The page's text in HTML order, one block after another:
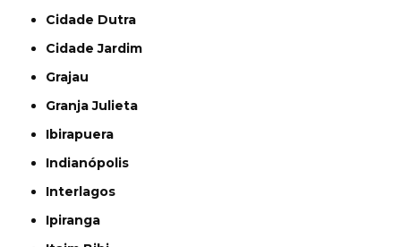
Cidade Dutra
Cidade Jardim
Grajau
Granja Julieta
Ibirapuera
Indianópolis
Interlagos
Ipiranga